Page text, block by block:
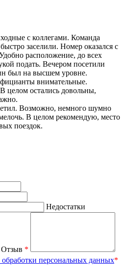
с коллегами. Команда
заселили. Номер оказался с
расположение, до всех
подать. Вечером посетили
был на высшем уровне.
внимательные.
целом остались довольны,
Возможно, немного шумно
В целом рекомендую, место
поездок.
Недостатки
Отзыв *
персональных данных*